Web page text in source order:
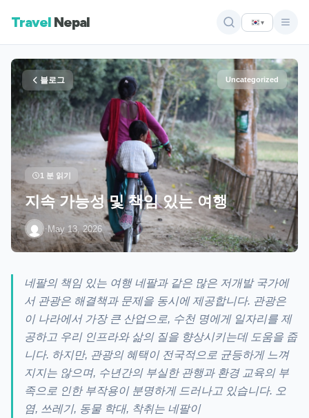
Travel Nepal ▾
블로그 Uncategorized
1 분 읽기
지속 가능성 및 책임 있는 여행
· May 13, 2026
네팔의 책임 있는 여행 네팔과 같은 많은 저개발 국가에
서 관광은 해결책과 문제을 동시에 제공합니다. 관광은
이 나라에서 가장 큰 산업으로, 수천 명에게 일자리를 제
공하고 우리 인프라와 삶의 질을 향상시키는데 도움을 줍
니다. 하지만, 관광의 혜택이 전국적으로 균등하게 느껴
지지는 않으며, 수년간의 부실한 관행과 환경 교육의 부
족으로 인한 부작용이 분명하게 드러나고 있습니다. 오
염, 쓰레기, 동물 학대, 착취는 네팔이